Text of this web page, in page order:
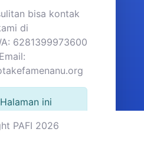
bisa kontak
di
6281399973600
Email:
Halaman ini
pada saat
PAFI 2026